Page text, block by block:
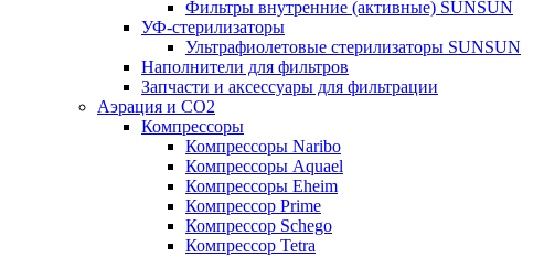
Фильтры внутренние (активные) SUNSUN
УФ-стерилизаторы
Ультрафиолетовые стерилизаторы SUNSUN
Наполнители для фильтров
Запчасти и аксессуары для фильтрации
Аэрация и CO2
Компрессоры
Компрессоры Naribo
Компрессоры Aquael
Компрессоры Eheim
Компрессор Prime
Компрессор Schego
Компрессор Tetra